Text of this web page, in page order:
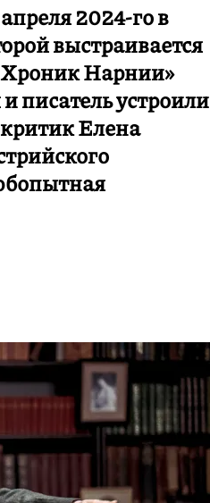
2024-го в
выстраивается
Нарнии»
писатель устроили
Елена